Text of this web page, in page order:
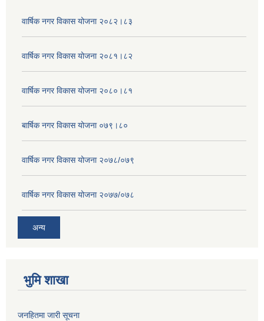
वार्षिक नगर विकास योजना २०८२।८३
वार्षिक नगर विकास योजना २०८१।८२
वार्षिक नगर विकास योजना २०८०।८१
बार्षिक नगर विकास योजना ०७९।८०
वार्षिक नगर विकास योजना २०७८/०७९
वार्षिक नगर विकास योजना २०७७/०७८
अन्य
भुमि शाखा
जनहितमा जारी सूचना